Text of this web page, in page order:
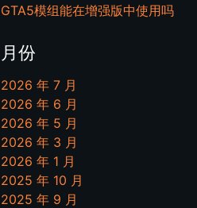
GTA5模组能在增强版中使用吗
月份
2026 年 7 月
2026 年 6 月
2026 年 5 月
2026 年 3 月
2026 年 1 月
2025 年 10 月
2025 年 9 月